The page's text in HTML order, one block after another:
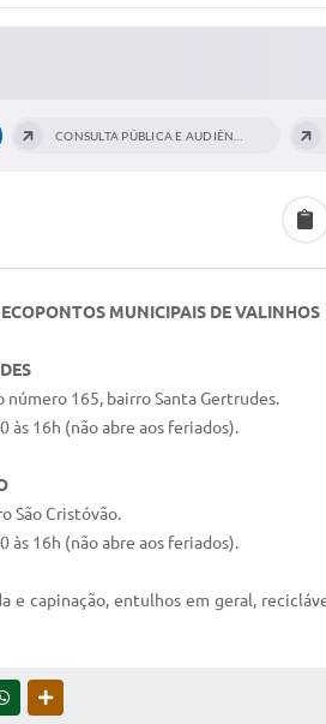
MUNICIPAIS DE VALINHOS
número 165, bairro Santa Gertrudes.
às 16h (não abre aos feriados).
São Cristóvão.
às 16h (não abre aos feriados).
e capinação, entulhos em geral,
WHATSAPP